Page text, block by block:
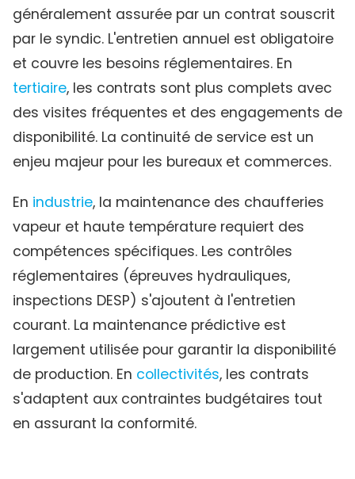
généralement assurée par un contrat souscrit
par le syndic. L'entretien annuel est obligatoire
et couvre les besoins réglementaires. En
tertiaire, les contrats sont plus complets avec
des visites fréquentes et des engagements de
disponibilité. La continuité de service est un
enjeu majeur pour les bureaux et commerces.
En industrie, la maintenance des chaufferies
vapeur et haute température requiert des
compétences spécifiques. Les contrôles
réglementaires (épreuves hydrauliques,
inspections DESP) s'ajoutent à l'entretien
courant. La maintenance prédictive est
largement utilisée pour garantir la disponibilité
de production. En collectivités, les contrats
s'adaptent aux contraintes budgétaires tout
en assurant la conformité.